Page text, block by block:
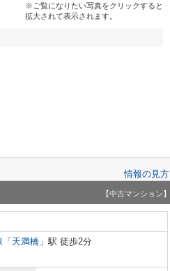
※ご覧になりたい写真をクリックすると
拡大されて表示されます。
情報の見方
【中古マンション】
「 天満橋 」駅 徒歩2分